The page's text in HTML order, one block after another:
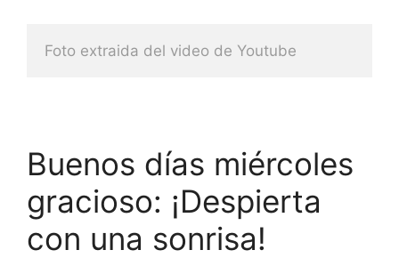
Foto extraida del video de Youtube
Buenos días miércoles
gracioso: ¡Despierta
con una sonrisa!